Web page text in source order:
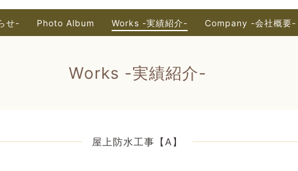
せ- Photo Album Works -実績紹介- Company -会社概要-
Works -実績紹介-
屋上防水工事【A】